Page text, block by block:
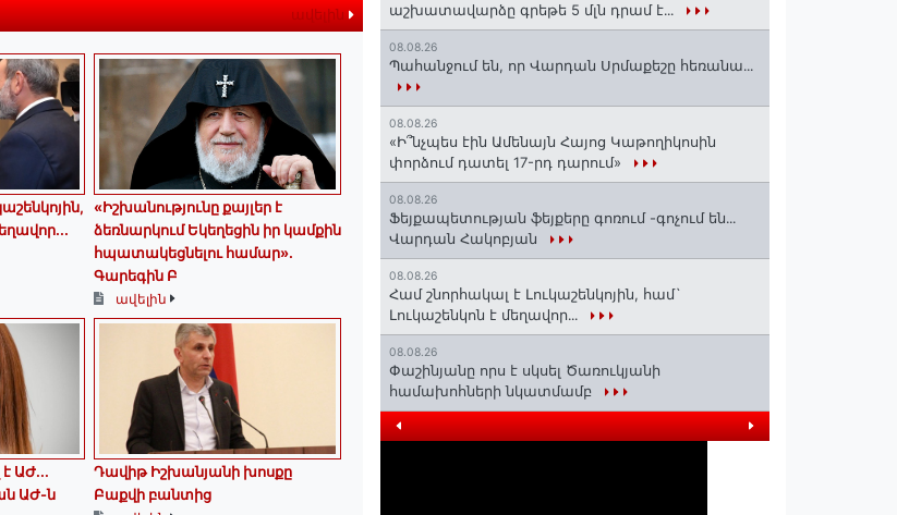
ավելին
«Իշխանությունը քայլեր է
ձեռնարկում Եկեղեցին իր կամքին
հպատակեցնելու համար»․
Գարեգին Բ
ավելին
ԱԺ...
ԱԺ-ն
Դավիթ Իշխանյանի խոսքը
Բաքվի բանտից
աշխատավարձը գրեթե 5 մլն դրամ է․․․
08.08.26
Պահանջում են, որ Վարդան Սրմաքեշը հեռանա․․․
08.08.26
«Ի՞նչպես էին Ամենայն Հայոց Կաթողիկոսին
փորձում դատել 17-րդ դարում»
08.08.26
Ֆեյքապետության ֆեյքերը գոռում -գոչում են․․․
Վարդան Հակոբյան
08.08.26
Համ շնորհակալ է Լուկաշենկոյին, համ`
Լուկաշենկոն է մեղավոր․․․
08.08.26
Փաշինյանը որս է սկսել Ծառուկյանի
համախոհների նկատմամբ